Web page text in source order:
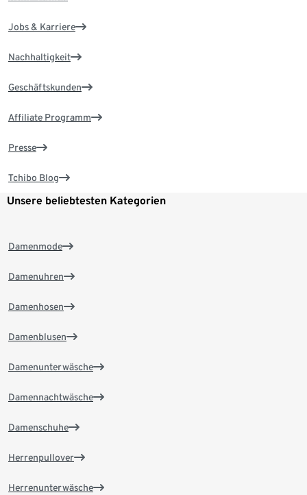
Jobs & Karriere
Nachhaltigkeit
Geschäftskunden
Affiliate Programm
Presse
Tchibo Blog
Unsere beliebtesten Kategorien
Damenmode
Damenuhren
Damenhosen
Damenblusen
Damenunterwäsche
Damennachtwäsche
Damenschuhe
Herrenpullover
Herrenunterwäsche